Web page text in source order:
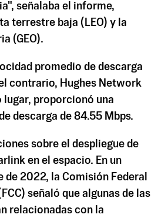
señalaba el informe,
terrestre baja (LEO) y la
(GEO).
promedio de descarga
contrario, Hughes Network
lugar, proporcionó una
descarga de 84.55 Mbps.
sobre el despliegue de
en el espacio. En un
2022, la Comisión Federal
señaló que algunas de las
relacionadas con la